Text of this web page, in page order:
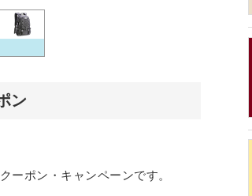
ン
ーポン・キャンペーンです。